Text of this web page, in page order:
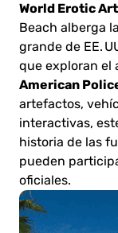
World Erotic
Beach alberga
grande de EE.
que exploran el
American
artefactos,
interactivas,
historia de las
pueden
oficiales.